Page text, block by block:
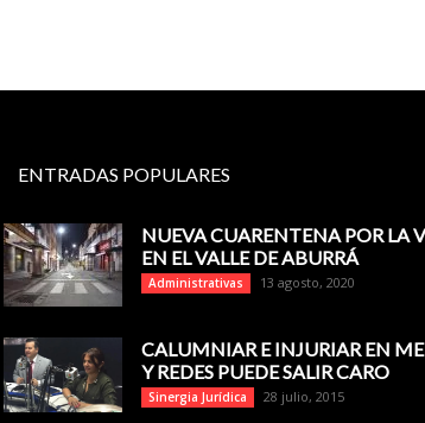
ENTRADAS POPULARES
NUEVA CUARENTENA POR LA
EN EL VALLE DE ABURRÁ
Administrativas 13 agosto, 2020
CALUMNIAR E INJURIAR EN
Y REDES PUEDE SALIR CARO
Sinergia Jurídica 28 julio, 2015